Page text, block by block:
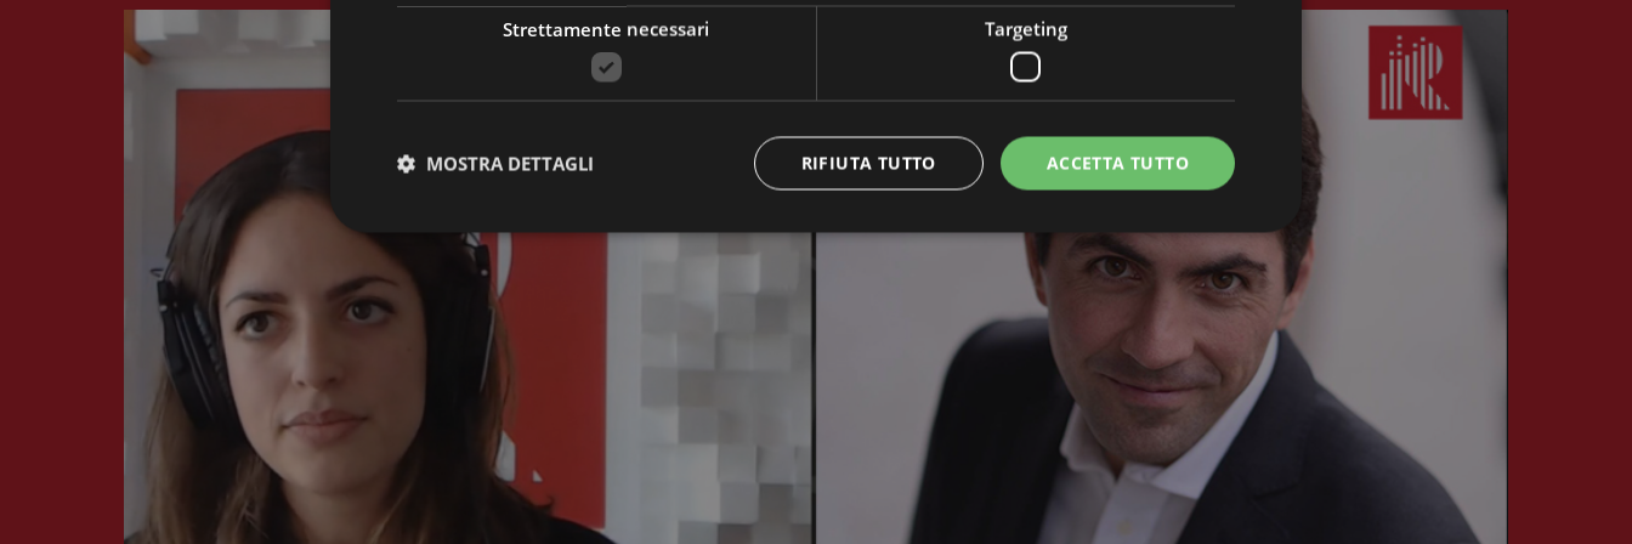
Strettamente necessari Targeting
ACCETTA TUTTO
RIFIUTA TUTTO
MOSTRA DETTAGLI
I cookie strettamente necessari consentono le funzionalità principali del sito web come l'accesso dell'utente e la gestione
dell'account. Il sito web non può essere utilizzato correttamente senza i cookie strettamente necessari.
CookieScriptConsent
Questo cookie viene utilizzato dal servizio Cookie-Script.com per
ricordare le preferenze di consenso sui cookie dei visitatori. È
necessario che il banner dei cookie di Cookie-Script.com funzioni
correttamente.